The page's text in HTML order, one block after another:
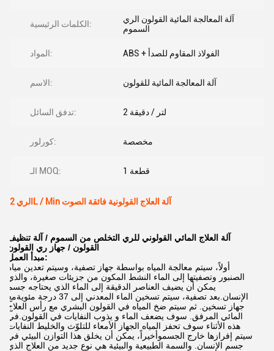
الكلمات الرئيسية:
آلة المعالجة المائية القولون الري
السموم
المواد: ABS + الفولاذ المقاوم للصدأ
الاسم: آلة المعالجة المائية للقولون
تدفق السائل: 2 لتر / دقيقة
كورلور: مخصصة
الـ MOQ: 1 قطعة
الري 2L / Min آلة العلاج القولونية فائقة الصوت
آلة العلاج المائي القولوني للري التخلص من السموم / آلة تنظيف
القولون / جهاز ري القولون
مبدأ العمل:
أولاً، سيتم معالجة المياه بواسطة جهاز تصفية، وسيتم تعدين مياه
الصنبور وتصفيتها إلى الماء النشط المكون من جزيئات صغيرة، والذي
يمكن أن يضيف العناصر الدقيقة إلى الماء الذي يحتاجه جسم
الإنسان.بعد تصفية، سيتم تسخين الماء المعدني إلى 37 درجة مئوية
مع
جهاز تسخين. ثم سيتم ضخ المياه في القولون البشري مع رأس العلاج
المائي المرفق. سوف يضعف الماء و يذوب النفايات في القولون.في
هذه الأثناء سوف تحفز المياه الجهاز الأمعاء للتلوّث والخليط النفايات
سيتم إفرازها خارج الجسموأخيراً، يمكن أن يخلق هذا التوازن البيئي في
جسم الإنسان. والسمة الطبيعية والبيئية هي نوع جديد من العلاج الذي